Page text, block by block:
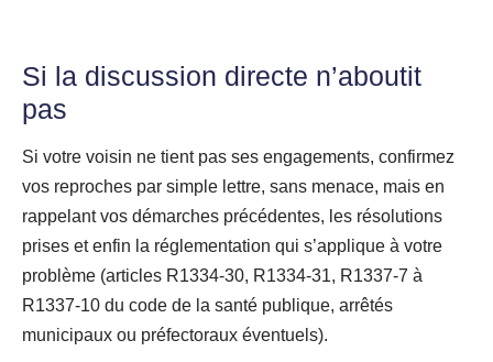
Si la discussion directe n’aboutit
pas
Si votre voisin ne tient pas ses engagements, confirmez
vos reproches par simple lettre, sans menace, mais en
rappelant vos démarches précédentes, les résolutions
prises et enfin la réglementation qui s’applique à votre
problème (articles R1334-30, R1334-31, R1337-7 à
R1337-10 du code de la santé publique, arrêtés
municipaux ou préfectoraux éventuels).